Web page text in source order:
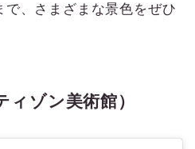
、さまざまな景色をぜひ
ゾン美術館）